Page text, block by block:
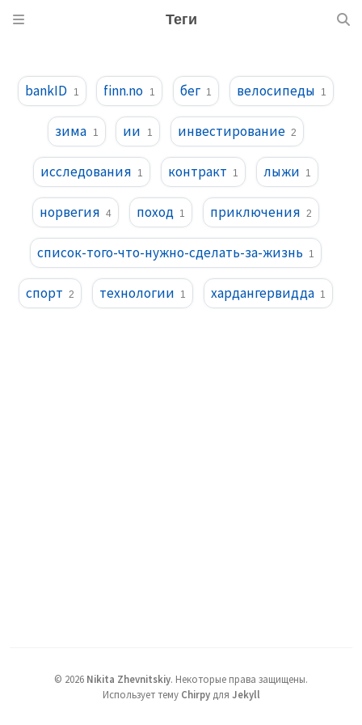
Теги
bankID 1 finn.no 1 бег 1 велосипеды 1
зима 1 ии 1 инвестирование 2
исследования 1 контракт 1 лыжи 1
норвегия 4 поход 1 приключения 2
список-того-что-нужно-сделать-за-жизнь 1
спорт 2 технологии 1 хардангервидда 1
© 2026 Nikita Zhevnitskiy. Некоторые права защищены.
Использует тему Chirpyдля Jekyll